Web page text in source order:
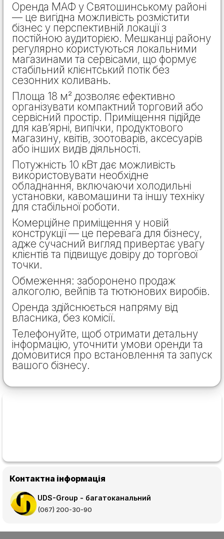
Оренда МАФ у Святошинському районі
— це вигідна можливість розмістити
бізнес у перспективній локації з
постійною аудиторією. Мешканці району
регулярно користуються локальними
магазинами та сервісами, що формує
стабільний клієнтський потік без
сезонних коливань.
Площа 18 м² дозволяє ефективно
організувати компактний торговий або
сервісний простір. Приміщення підійде
для кав’ярні, випічки, продуктового
магазину, квітів, зоотоварів, аксесуарів
або інших видів діяльності.
Потужність 10 кВт дає можливість
використовувати необхідне
обладнання, включаючи холодильні
установки, кавомашини та іншу техніку
для стабільної роботи.
Комерційне приміщення у новій
конструкції — це перевага для бізнесу,
адже сучасний вигляд привертає увагу
клієнтів та підвищує довіру до торгової
точки.
Обмеження: заборонено продаж
алкоголю, вейпів та тютюнових виробів.
Оренда здійснюється напряму від
власника, без комісії.
Телефонуйте, щоб отримати детальну
інформацію, уточнити умови оренди та
домовитися про встановлення та запуск
вашого бізнесу.
Контактна інформація
UDS-Group - багатоканальний
(067) 200-30-90